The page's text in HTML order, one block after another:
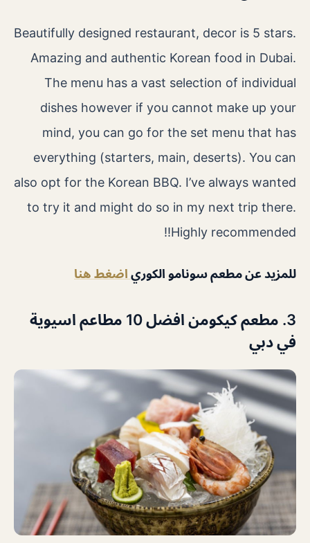
Beautifully designed restaurant, decor is 5 stars.
Amazing and authentic Korean food in Dubai.
The menu has a vast selection of individual
dishes however if you cannot make up your
mind, you can go for the set menu that has
everything (starters, main, deserts). You can
also opt for the Korean BBQ. I’ve always wanted
to try it and might do so in my next trip there.
Highly recommended!!
للمزيد عن مطعم سونامو الكوري اضغط هنا
3. مطعم كيكومن افضل 10 مطاعم اسيوية
في دبي